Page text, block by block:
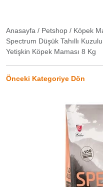
Anasayfa / Petshop / Köpek
Spectrum Düşük Tahıllı
Yetişkin Köpek Maması 8 Kg
Önceki Kategoriye Dön